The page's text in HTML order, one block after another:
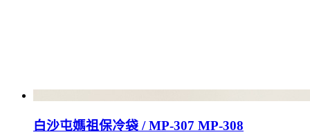
白沙屯媽祖保冷袋 / MP-307 MP-308